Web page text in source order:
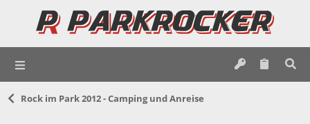
Rock im Park 2012 - Camping und Anreise